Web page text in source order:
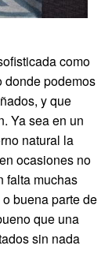
como
donde podemos
y que
Ya sea en un
natural la
ocasiones no
falta muchas
buena parte de
que una
sin nada